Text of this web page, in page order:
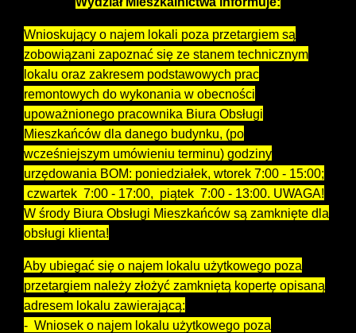
Wnioskujący o najem lokali poza przetargiem są
zobowiązani zapoznać się ze stanem technicznym
lokalu oraz zakresem podstawowych prac
remontowych do wykonania w obecności
upoważnionego pracownika Biura Obsługi
Mieszkańców dla danego budynku, (po
wcześniejszym umówieniu terminu) godziny
urzędowania BOM: poniedziałek, wtorek 7:00 - 15:00;
czwartek 7:00 - 17:00, piątek 7:00 - 13:00. UWAGA!
W środy Biura Obsługi Mieszkańców są zamknięte dla
obsługi klienta!
Aby ubiegać się o najem lokalu użytkowego poza
przetargiem należy złożyć zamkniętą kopertę opisaną
adresem lokalu zawierającą:
- Wniosek o najem lokalu użytkowego poza